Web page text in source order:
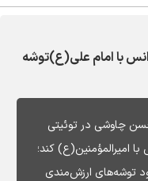
با امام علی(ع)توشه
چاوشی در توئیتی
کند؛
توشه‌های ارزش‌مندی